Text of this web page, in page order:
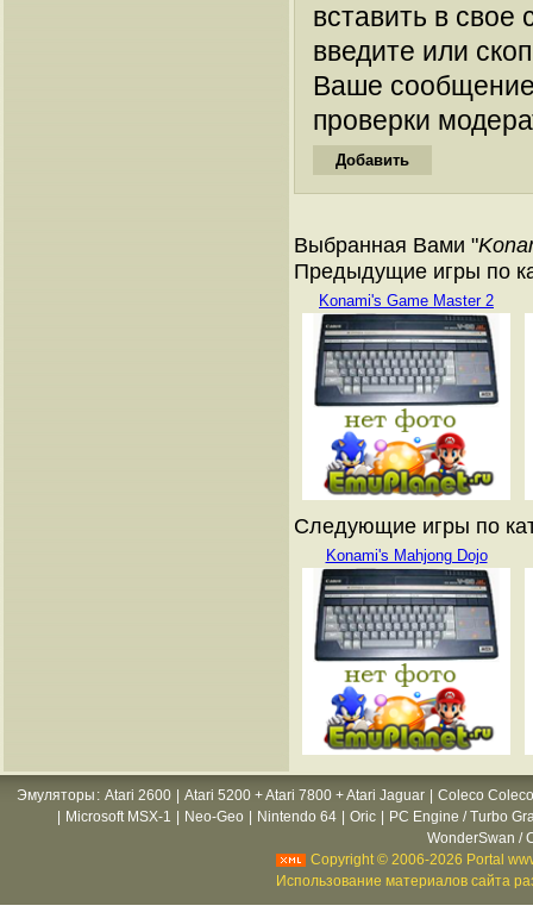
вставить в
введите или
Ваше
проверки
Выбранная Вами "
Предыдущие игры по
Konami's Game Master 2
Следующие игры по
Konami's Mahjong Dojo
Эмуляторы : Atari 2600 Atari 5200 + Atari 7800 + Atari Jaguar
Coleco
Microsoft MSX-1 Neo-Geo Nintendo 64 Oric
PC Engine / Turbo
WonderSwan /
Copyright © 2006-2026 Portal
Использование материалов сайта